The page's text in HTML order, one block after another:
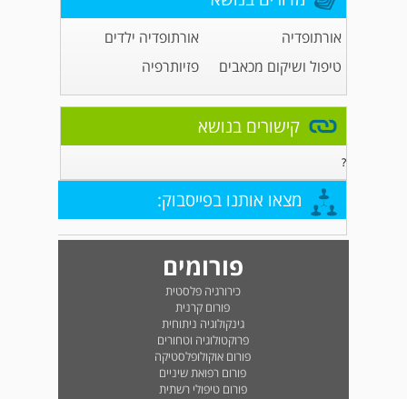
אורתופדיה
אורתופדיה ילדים
טיפול ושיקום מכאבים
פזיותרפיה
קישורים בנושא
?
מצאו אותנו בפייסבוק:
פורומים
כירורגיה פלסטית
פורום קרנית
גינקולוגיה ניתוחית
פרוקטולוגיה וטחורים
פורום אוקולופלסטיקה
פורום רפואת שיניים
פורום טיפולי רשתית